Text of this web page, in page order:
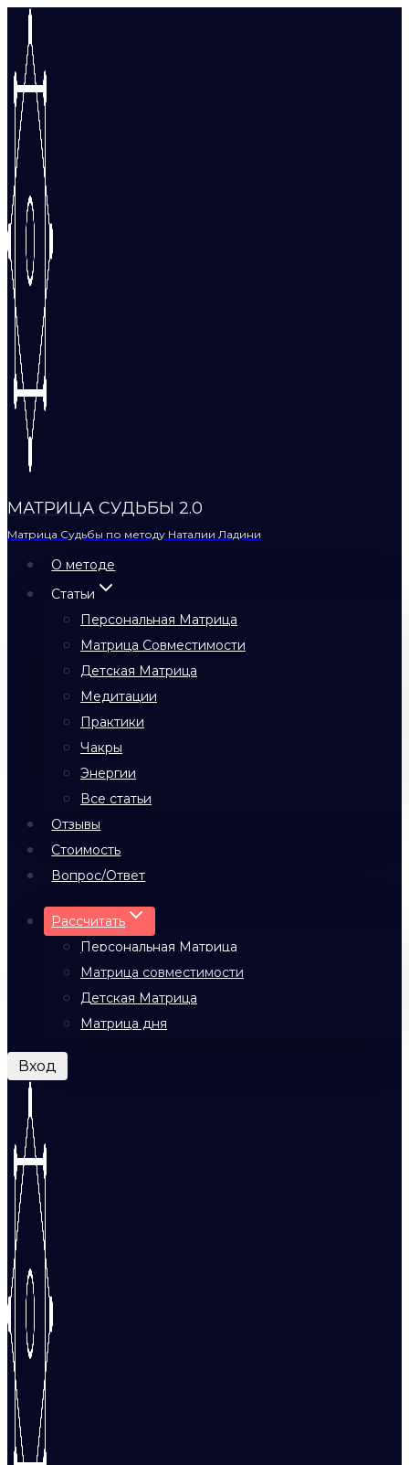
Перейти
содержимому
МАТРИЦА СУДЬБЫ 2.0
Матрица Судьбы по методу Наталии Ладини
О методе
Статьи
Персональная Матрица
Матрица Совместимости
Детская Матрица
Медитации
Практики
Чакры
Энергии
Все статьи
Отзывы
Стоимость
Вопрос/Ответ
Рассчитать
Персональная Матрица
Матрица совместимости
Детская Матрица
Матрица дня
Вход